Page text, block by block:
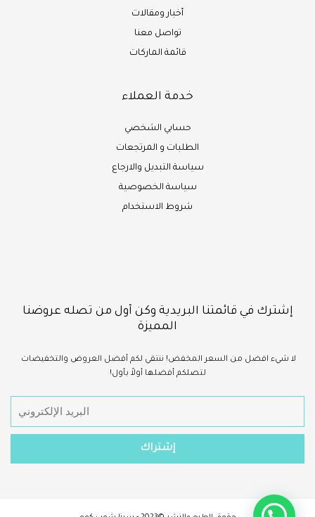
أخبار ومقالات
تواصل معنا
قائمة الماركات
خدمة العملاء
حسابي الشخصي
الطلبات و المرتجعات
سياسة التبديل والارجاع
سياسة الخصوصية
شروط الاستخدام
إشترك في قائمتنا البريدية وكن أول من تصله عروضنا
المميزة
لا شيء افضل من السعر المخفض! ننتقي لكم أفضل العروض والتخفيضات
لتصلكم أفضلها أولاً بأول!